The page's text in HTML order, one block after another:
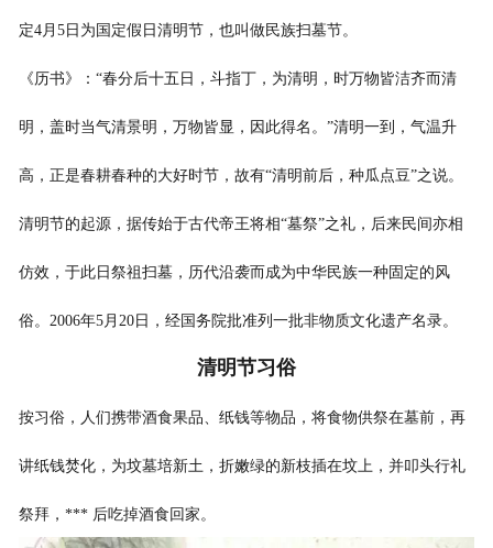
定4月5日为国定假日清明节，也叫做民族扫墓节。
《历书》：“春分后十五日，斗指丁，为清明，时万物皆洁齐而清
明，盖时当气清景明，万物皆显，因此得名。”清明一到，气温升
高，正是春耕春种的大好时节，故有“清明前后，种瓜点豆”之说。
清明节的起源，据传始于古代帝王将相“墓祭”之礼，后来民间亦相
仿效，于此日祭祖扫墓，历代沿袭而成为中华民族一种固定的风
俗。2006年5月20日，经国务院批准列一批非物质文化遗产名录。
清明节习俗
按习俗，人们携带酒食果品、纸钱等物品，将食物供祭在墓前，再
讲纸钱焚化，为坟墓培新土，折嫩绿的新枝插在坟上，并叩头行礼
祭拜，*** 后吃掉酒食回家。